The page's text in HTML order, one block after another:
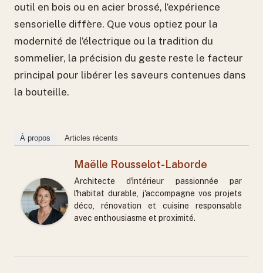
outil en bois ou en acier brossé, l’expérience
sensorielle diffère. Que vous optiez pour la
modernité de l’électrique ou la tradition du
sommelier, la précision du geste reste le facteur
principal pour libérer les saveurs contenues dans
la bouteille.
À propos Articles récents
Maëlle Rousselot-Laborde
Architecte d'intérieur passionnée par
l'habitat durable, j'accompagne vos projets
déco, rénovation et cuisine responsable
avec enthousiasme et proximité.